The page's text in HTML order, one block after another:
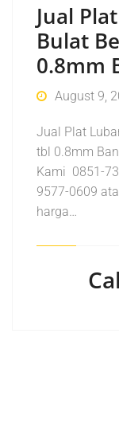
Jual
Bulat
0.8mm
August 9,
Jual Plat
tbl 0.8mm
Kami 0851-
9577-0609
harga…